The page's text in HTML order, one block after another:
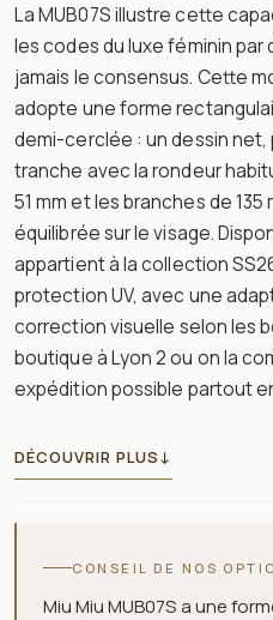
La MUB07S illustre cette
les codes du luxe féminin
jamais le consensus. Cette
adopte une forme
demi-cerclée : un dessin
tranche avec la rondeur
51 mm et les branches de
équilibrée sur le visage.
appartient à la collection
protection UV, avec une
correction visuelle selon les
boutique à Lyon 2 ou on la
expédition possible partout
DÉCOUVRIR PLUS↓
CONSEIL DE NOS
Miu Miu MUB07S a une